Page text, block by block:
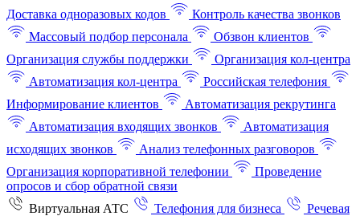
Доставка одноразовых кодов
Контроль качества звонков
Массовый подбор персонала
Обзвон клиентов
Организация службы поддержки
Организация кол-центра
Автоматизация кол-центра
Российская телефония
Информирование клиентов
Автоматизация рекрутинга
Автоматизация входящих звонков
Автоматизация
исходящих звонков
Анализ телефонных разговоров
Организация корпоративной телефонии
Проведение
опросов и сбор обратной связи
Виртуальная АТС
Телефония для бизнеса
Речевая